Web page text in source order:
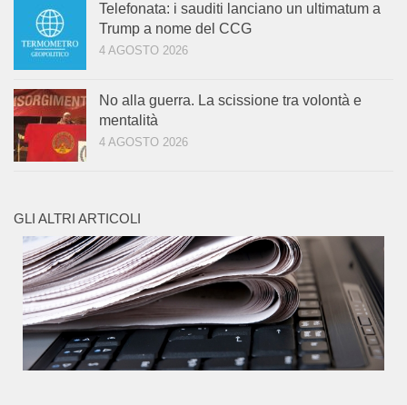
Telefonata: i sauditi lanciano un ultimatum a
Trump a nome del CCG
4 AGOSTO 2026
No alla guerra. La scissione tra volontà e
mentalità
4 AGOSTO 2026
GLI ALTRI ARTICOLI